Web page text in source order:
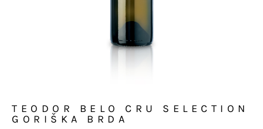
TEODOR BELO CRU SELECTION
GORIŠKA BRDA